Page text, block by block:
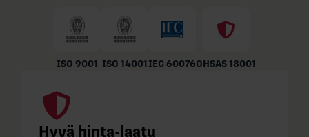
ISO 9001 ISO 14001IEC 60076OHSAS 18001
Hyvä hinta-laatu